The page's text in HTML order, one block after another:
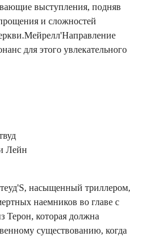
выступления, подняв
и сложностей
для этого увлекательного
Лейн
насыщенный триллером,
наемников во главе с
которая должна
существованию, когда